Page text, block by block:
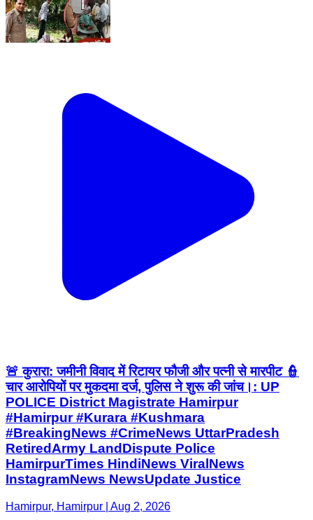
🚨 कुरारा: जमीनी विवाद में रिटायर फौजी और पत्नी से मारपीट 👮
चार आरोपियों पर मुकदमा दर्ज, पुलिस ने शुरू की जांच।: UP
POLICE District Magistrate Hamirpur
#Hamirpur #Kurara #Kushmara
#BreakingNews #CrimeNews UttarPradesh
RetiredArmy LandDispute Police
HamirpurTimes HindiNews ViralNews
InstagramNews NewsUpdate Justice
Hamirpur, Hamirpur | Aug 2, 2026